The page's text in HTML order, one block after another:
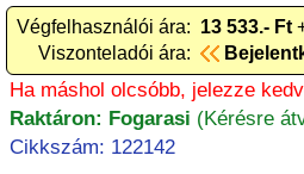
Végfelhasználói ára: 13 533.- Ft
Viszonteladói ára:
Ha máshol olcsóbb, jelezze
Raktáron: Fogarasi (Kérésre
Cikkszám: 122142